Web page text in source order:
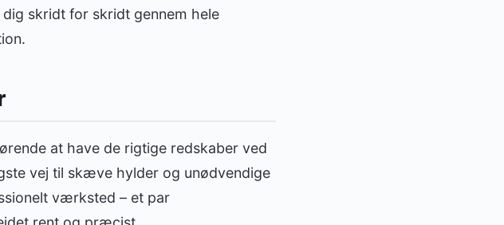
skridt for skridt gennem hele
at have de rigtige redskaber ved
vej til skæve hylder og unødvendige
værksted – et par